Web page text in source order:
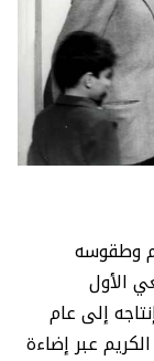
وطقوسه
الأول
إلى عام
عبر إضاءة